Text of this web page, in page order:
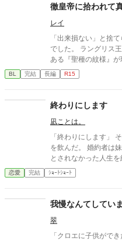
徹皇帝に拾われて
レイ
「出来損ない」と捨
でした。 ラングリス
ある『聖種の紋様』
れ、雪降る国境へと追
は、隣国アイゼン帝国
BL 完結 長編 R15
終わりにします
凪ことは。
「終わりにします」 その言葉とともに、侯爵令嬢シルヴィアは毒
を飲んだ。 婚約者は妹を選び、父は妹だけを信じた。 誰にも必要
とされなかった人生
へと時間は巻き戻っていた。 もう、誰かに愛され
きるのはやめよう。 そう決めた彼女は、静かに運命を書き換えて
めの物語。
恋愛 完結 ｼｮｰﾄｼｮｰﾄ
我慢なんてしてい
翠
「クロエに子供がで